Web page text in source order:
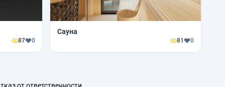
87 0
Сауна
81 0